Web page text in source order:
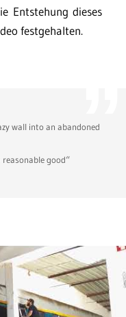
Entstehung dieses
festgehalten.
wall into an abandoned
good“